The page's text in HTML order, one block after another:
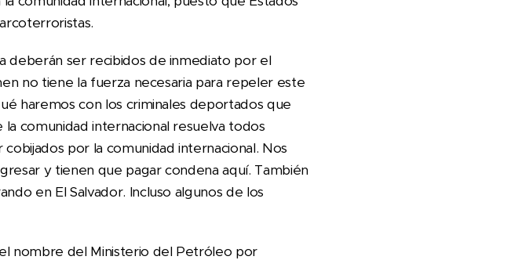
deberán ser recibidos de inmediato por el
no tiene la fuerza necesaria para repeler este
haremos con los criminales deportados que
comunidad internacional resuelva todos
por la comunidad internacional. Nos
y tienen que pagar condena aquí. También
en El Salvador. Incluso algunos de los
nombre del Ministerio del Petróleo por